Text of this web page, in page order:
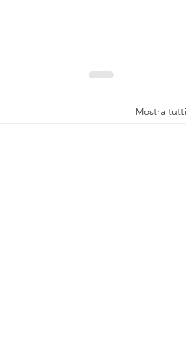
Mostra tutti